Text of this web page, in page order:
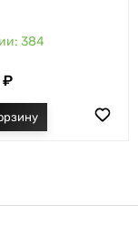
384